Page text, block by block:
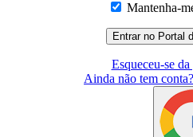
Mantenha-
Esqueceu-se
Ainda não tem